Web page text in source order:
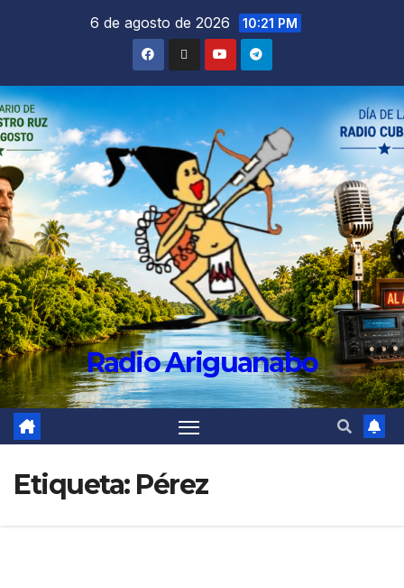
6 de agosto de 2026 10:21 PM
Radio Ariguanabo
Etiqueta: Pérez